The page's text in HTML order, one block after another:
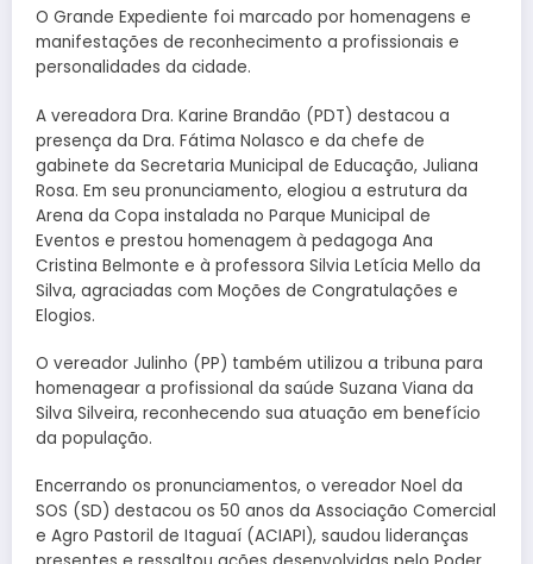
O Grande Expediente foi marcado por homenagens e
manifestações de reconhecimento a profissionais e
personalidades da cidade.
A vereadora Dra. Karine Brandão (PDT) destacou a
presença da Dra. Fátima Nolasco e da chefe de
gabinete da Secretaria Municipal de Educação, Juliana
Rosa. Em seu pronunciamento, elogiou a estrutura da
Arena da Copa instalada no Parque Municipal de
Eventos e prestou homenagem à pedagoga Ana
Cristina Belmonte e à professora Silvia Letícia Mello da
Silva, agraciadas com Moções de Congratulações e
Elogios.
O vereador Julinho (PP) também utilizou a tribuna para
homenagear a profissional da saúde Suzana Viana da
Silva Silveira, reconhecendo sua atuação em benefício
da população.
Encerrando os pronunciamentos, o vereador Noel da
SOS (SD) destacou os 50 anos da Associação Comercial
e Agro Pastoril de Itaguaí (ACIAPI), saudou lideranças